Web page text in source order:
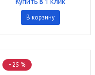
В корзину
- 25 %